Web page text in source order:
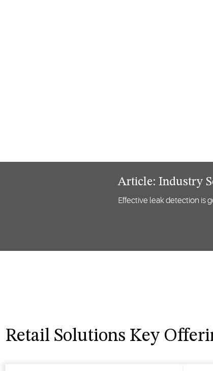
Article: Industry
Effective leak detection is
Retail Solutions Key